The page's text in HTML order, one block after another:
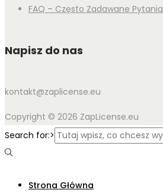
FAQ – Często Zadawane Pytania
Napisz do nas
kontakt@zaplicense.eu
Copyright © 2026 ZapLicense.eu
Search for:>
Strona Główna